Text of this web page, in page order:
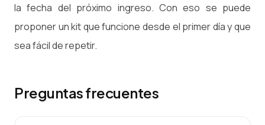
la fecha del próximo ingreso. Con eso se puede
proponer un kit que funcione desde el primer día y que
sea fácil de repetir.
Preguntas frecuentes